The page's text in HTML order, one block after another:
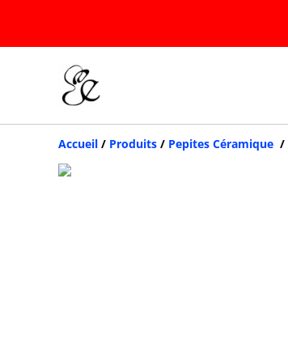
Accueil / Produits / Pepites Céramique /